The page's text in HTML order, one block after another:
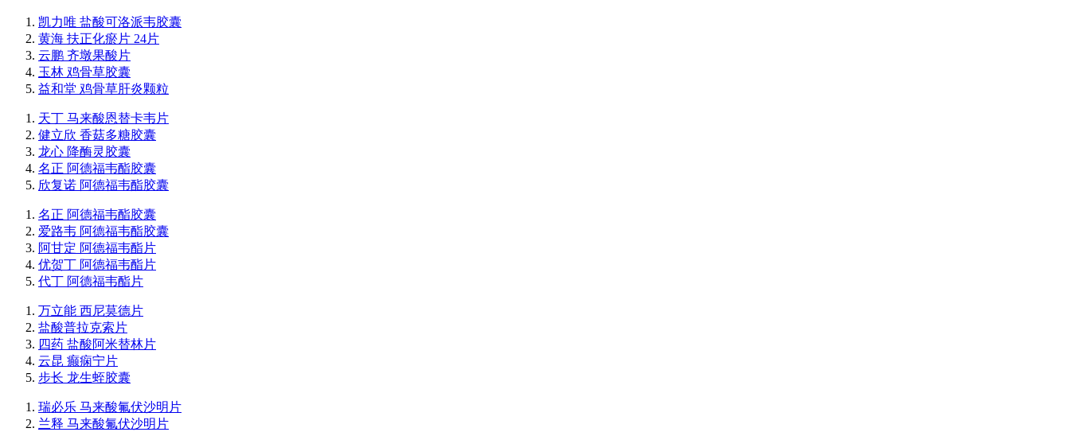
凯力唯 盐酸可洛派韦胶囊
黄海 扶正化瘀片 24片
云鹏 齐墩果酸片
玉林 鸡骨草胶囊
益和堂 鸡骨草肝炎颗粒
天丁 马来酸恩替卡韦片
健立欣 香菇多糖胶囊
龙心 降酶灵胶囊
名正 阿德福韦酯胶囊
欣复诺 阿德福韦酯胶囊
名正 阿德福韦酯胶囊
爱路韦 阿德福韦酯胶囊
阿甘定 阿德福韦酯片
优贺丁 阿德福韦酯片
代丁 阿德福韦酯片
万立能 西尼莫德片
盐酸普拉克索片
四药 盐酸阿米替林片
云昆 癫痫宁片
步长 龙生蛭胶囊
瑞必乐 马来酸氟伏沙明片
兰释 马来酸氟伏沙明片